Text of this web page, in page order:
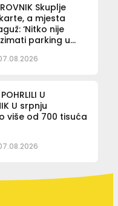
Skuplje
a mjesta
‘Nitko nije
parking u
U
U srpnju
više od 700 tisuća